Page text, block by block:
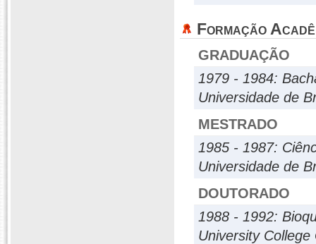
Formação
GRADUAÇÃO
1979 - 1984:
Universidade de
MESTRADO
1985 - 1987:
Universidade de
DOUTORADO
1988 - 1992:
University College